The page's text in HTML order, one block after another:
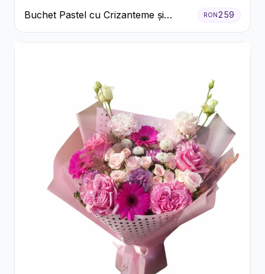
Buchet Pastel cu Crizanteme și
Garoafe
RON259